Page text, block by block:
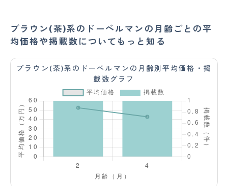
ブラウン(茶)系のドーベルマンの月齢ごとの平
均価格や掲載数についてもっと知る
ブラウン(茶)系のドーベルマンの月齢別平均価格・掲
載数グラフ